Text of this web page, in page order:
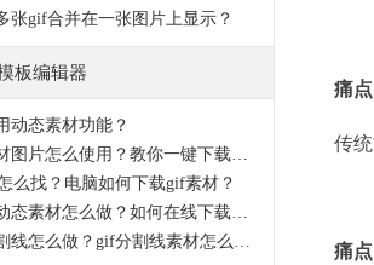
张gif合并在一张图片上显示？
板编辑器
动态素材功能？
动态素材图片怎么使用？教你一键下载动态素材图片
么找？电脑如何下载gif素材？
透明底动态素材怎么做？如何在线下载gif素材？
动态分割线怎么做？gif分割线素材怎么找？
痛
传
痛